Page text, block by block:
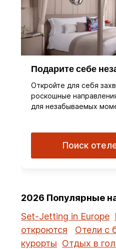
Подарите себе
Откройте для себя
роскошные
для незабываемых
Поиск
2026 Популярные
Set-Jetting in Europe
откроются
Отели с
курорты Отдых в